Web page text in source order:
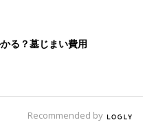
ンズパーク』（2022年1月
去に公開されたもので
り、現在と異なる場合が
る？墓じまい費用
Recommended by